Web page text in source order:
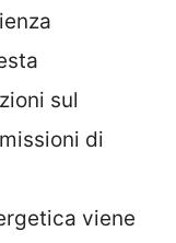
sul
di
viene